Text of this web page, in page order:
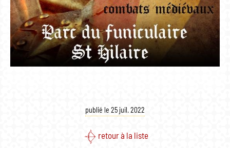
publié le 25 juil. 2022
retour à la liste